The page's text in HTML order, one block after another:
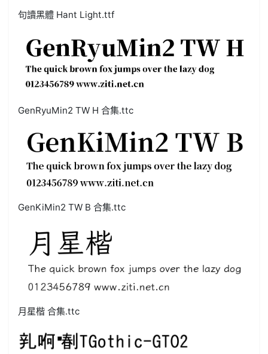
句讀黑體 Hant Light.ttf
GenRyuMin2 TW H 合集.ttc
GenKiMin2 TW B 合集.ttc
月星楷 合集.ttc